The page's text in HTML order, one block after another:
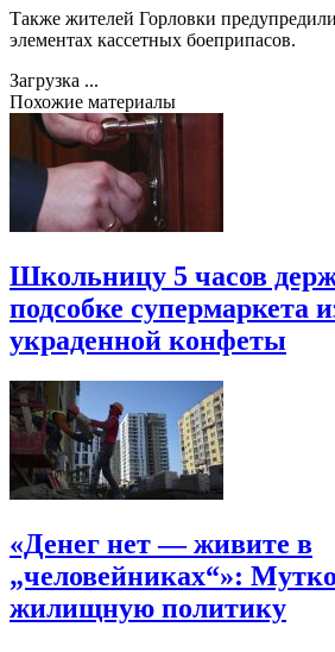
Также жителей Горловки
элементах кассетных боеприпасов.
Загрузка ...
Похожие материалы
Школьницу 5 часов
подсобке супермаркета
украденной конфеты
«Денег нет — живите в
„человейниках“»:
жилищную политику